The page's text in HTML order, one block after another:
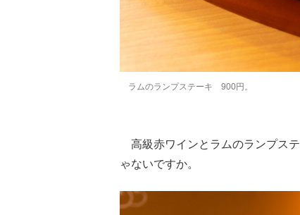
ラムのランプステーキ 900円。
高級赤ワインとラムのランプス
ゃないですか。